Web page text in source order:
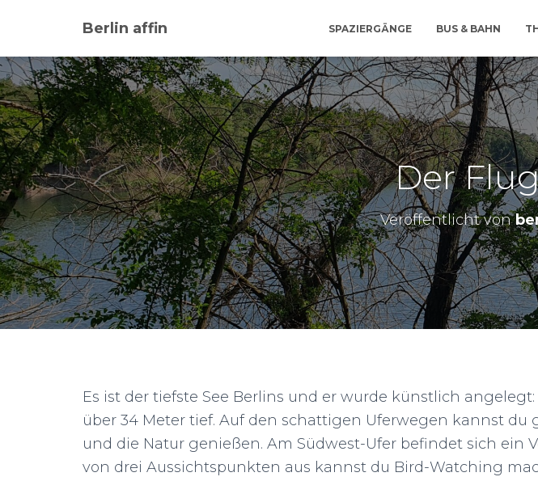
Berlin affin SPAZIERGÄNGE BUS & BAHN
Der
Veröffentlicht von
Es ist der tiefste See Berlins und er wurde künstlich angelegt:
über 34 Meter tief. Auf den schattigen Uferwegen kannst du
und die Natur genießen. Am Südwest-Ufer befindet sich ein
von drei Aussichtspunkten aus kannst du Bird-Watching